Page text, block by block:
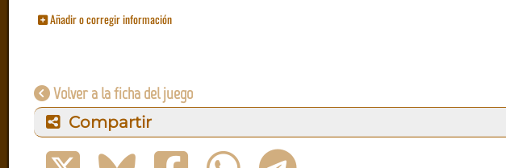
Añadir o corregir información
Volver a la ficha del juego
Compartir